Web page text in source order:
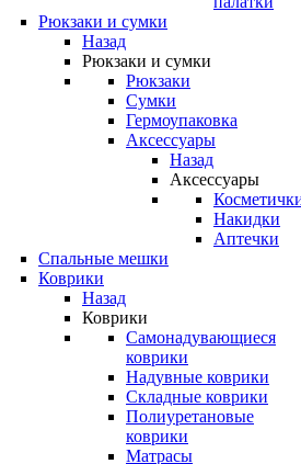
Рюкзаки и сумки
Назад
Рюкзаки и сумки
Рюкзаки
Сумки
Гермоупаковка
Аксессуары
Назад
Аксессуары
Накидки
Аптечки
Спальные мешки
Коврики
Назад
Коврики
Самонадувающиеся
коврики
Надувные коврики
Складные коврики
Полиуретановые
коврики
Матрасы